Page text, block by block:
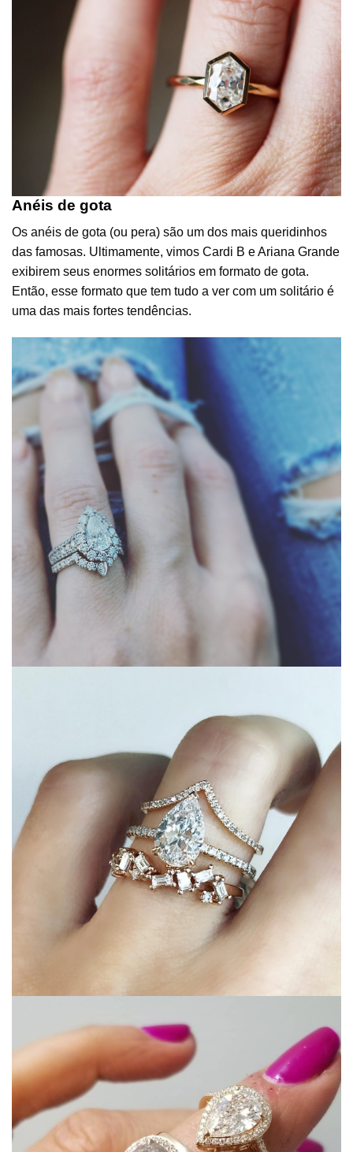
Anéis de gota
Os anéis de gota (ou pera) são um dos mais queridinhos
das famosas. Ultimamente, vimos Cardi B e Ariana Grande
exibirem seus enormes solitários em formato de gota.
Então, esse formato que tem tudo a ver com um solitário é
uma das mais fortes tendências.